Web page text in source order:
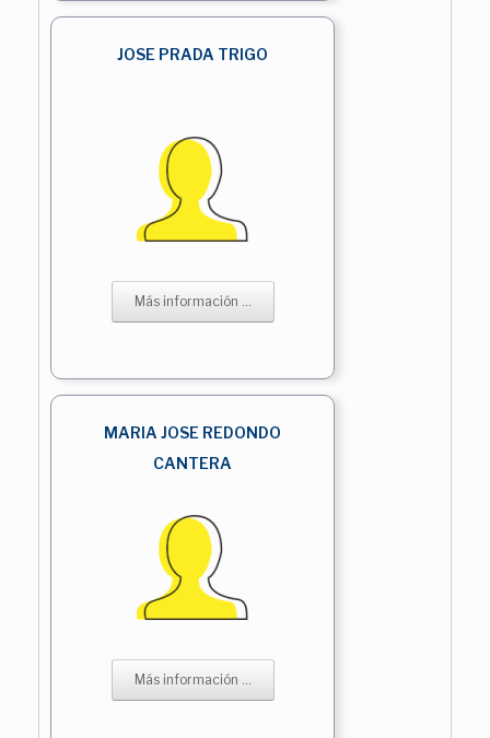
JOSE PRADA TRIGO
Más información ...
MARIA JOSE REDONDO
CANTERA
Más información ...